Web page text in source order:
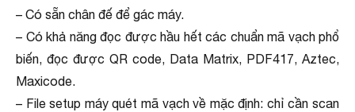
– Có sẵn chân đế để gác máy.
– Có khả năng đọc được hầu hết các chuẩn mã vạch phổ
biến, đọc được QR code, Data Matrix, PDF417, Aztec,
Maxicode.
– File setup máy quét mã vạch về mặc định: chỉ cần scan